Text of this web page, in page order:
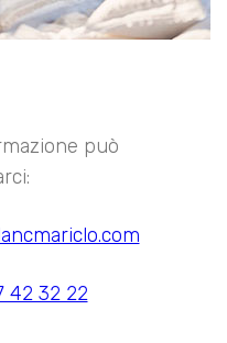
può
42 32 22